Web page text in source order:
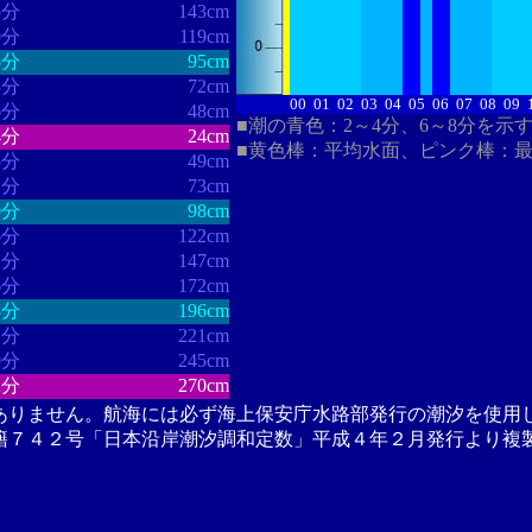
143cm
119cm
95cm
72cm
48cm
24cm
49cm
73cm
98cm
122cm
147cm
172cm
196cm
221cm
245cm
270cm
00 01 02 03 04 05 06 07 08 09
■潮の青色：2～4分、6～8分を示
■黄色棒：平均水面、ピンク棒：
ません。航海には必ず海上保安庁水路部発行の潮汐を使用
４２号「日本沿岸潮汐調和定数」平成４年２月発行より複